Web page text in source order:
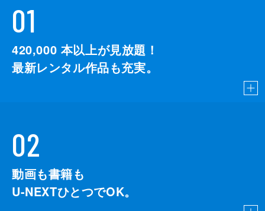
01
420,000 本以上が見放題！
最新レンタル作品も充実。
02
動画も書籍も
U-NEXTひとつでOK。